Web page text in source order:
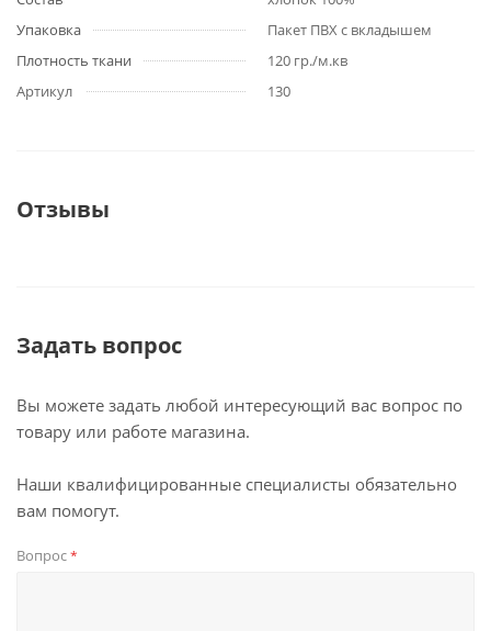
Упаковка
Пакет ПВХ с вкладышем
Плотность ткани
120 гр./м.кв
Артикул
130
Отзывы
Задать вопрос
Вы можете задать любой интересующий вас вопрос по
товару или работе магазина.
Наши квалифицированные специалисты обязательно
вам помогут.
Вопрос*